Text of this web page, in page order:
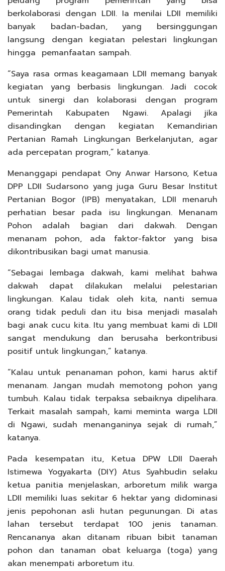
berkolaborasi dengan LDII. Ia menilai LDII memiliki
banyak badan-badan, yang bersinggungan
langsung dengan kegiatan pelestari lingkungan
hingga pemanfaatan sampah.
“Saya rasa ormas keagamaan LDII memang banyak
kegiatan yang berbasis lingkungan. Jadi cocok
untuk sinergi dan kolaborasi dengan program
Pemerintah Kabupaten Ngawi. Apalagi jika
disandingkan dengan kegiatan Kemandirian
Pertanian Ramah Lingkungan Berkelanjutan, agar
ada percepatan program,” katanya.
Menanggapi pendapat Ony Anwar Harsono, Ketua
DPP LDII Sudarsono yang juga Guru Besar Institut
Pertanian Bogor (IPB) menyatakan, LDII menaruh
perhatian besar pada isu lingkungan. Menanam
Pohon adalah bagian dari dakwah. Dengan
menanam pohon, ada faktor-faktor yang bisa
dikontribusikan bagi umat manusia.
“Sebagai lembaga dakwah, kami melihat bahwa
dakwah dapat dilakukan melalui pelestarian
lingkungan. Kalau tidak oleh kita, nanti semua
orang tidak peduli dan itu bisa menjadi masalah
bagi anak cucu kita. Itu yang membuat kami di LDII
sangat mendukung dan berusaha berkontribusi
positif untuk lingkungan,” katanya.
“Kalau untuk penanaman pohon, kami harus aktif
menanam. Jangan mudah memotong pohon yang
tumbuh. Kalau tidak terpaksa sebaiknya dipelihara.
Terkait masalah sampah, kami meminta warga LDII
di Ngawi, sudah menanganinya sejak di rumah,”
katanya.
Pada kesempatan itu, Ketua DPW LDII Daerah
Istimewa Yogyakarta (DIY) Atus Syahbudin selaku
ketua panitia menjelaskan, arboretum milik warga
LDII memiliki luas sekitar 6 hektar yang didominasi
jenis pepohonan asli hutan pegunungan. Di atas
lahan tersebut terdapat 100 jenis tanaman.
Rencananya akan ditanam ribuan bibit tanaman
pohon dan tanaman obat keluarga (toga) yang
akan menempati arboretum itu.